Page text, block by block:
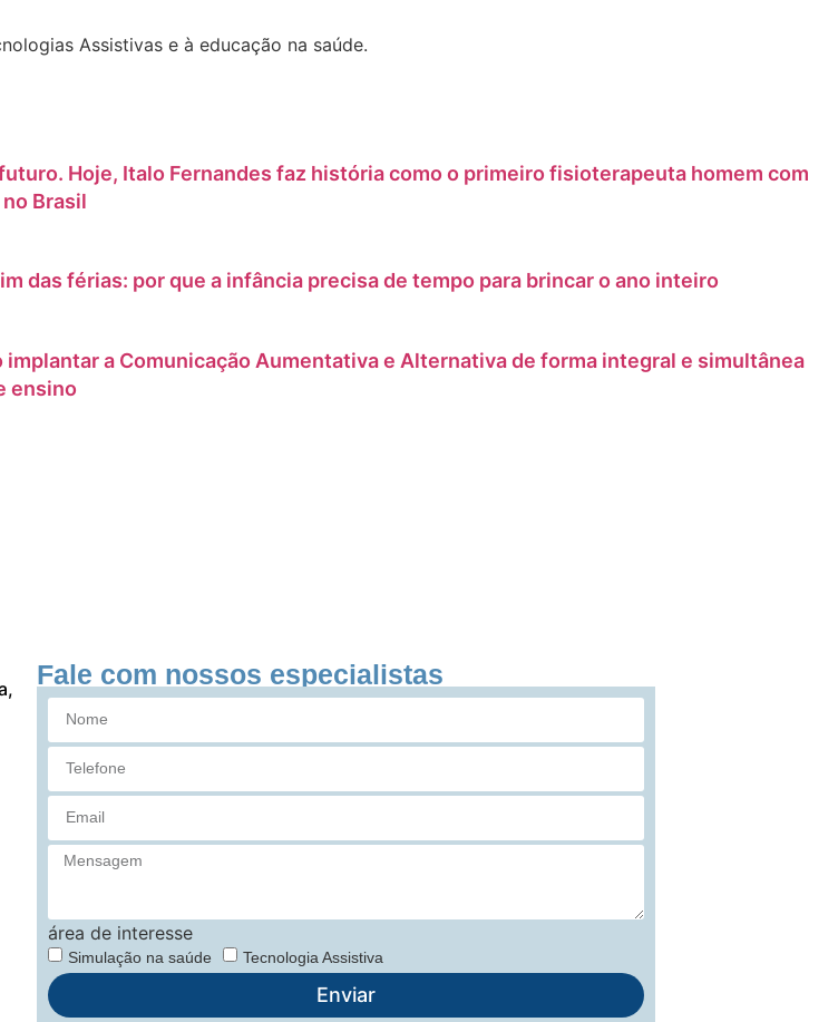
Assistivas e à educação na saúde.
Hoje, Italo Fernandes faz história como o primeiro fisioterapeuta homem com
Brasil
das férias: por que a infância precisa de tempo para brincar o ano inteiro
implantar a Comunicação Aumentativa e Alternativa de forma integral e simultânea
ensino
Fale com nossos especialistas
área de interesse
Simulação na saúde Tecnologia Assistiva
Enviar